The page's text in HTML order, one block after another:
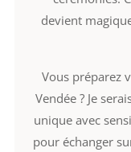
devient
Vous préparez
Vendée ? Je
unique avec
pour échanger